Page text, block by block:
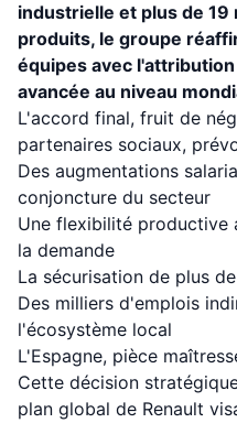
industrielle et plus de
produits, le groupe
équipes avec
avancée au niveau
L'accord final, fruit de
partenaires sociaux,
Des augmentations
conjoncture du secteur
Une flexibilité productive
la demande
La sécurisation de plus
Des milliers d'emplois
l'écosystème local
L'Espagne, pièce
Cette décision
plan global de Renault